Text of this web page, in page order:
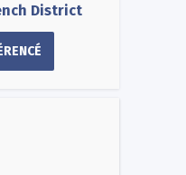
District